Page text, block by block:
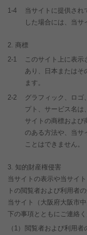
1-4
当サイトに提供され
した場合には、当サ
商標
2-1
このサイト上に表
あり、日本またはそ
ます。
2-2
グラフィック、ロゴ
プト、サービス名は
サイトの商標および
のある方法や、当サ
ことはできません。
知的財産権侵害
当サイトの表示や当サイ
トの閲覧者および利用者
当サイト（ 大阪府大阪市
下の事項とともにご連絡く
（1）
閲覧者および利用者